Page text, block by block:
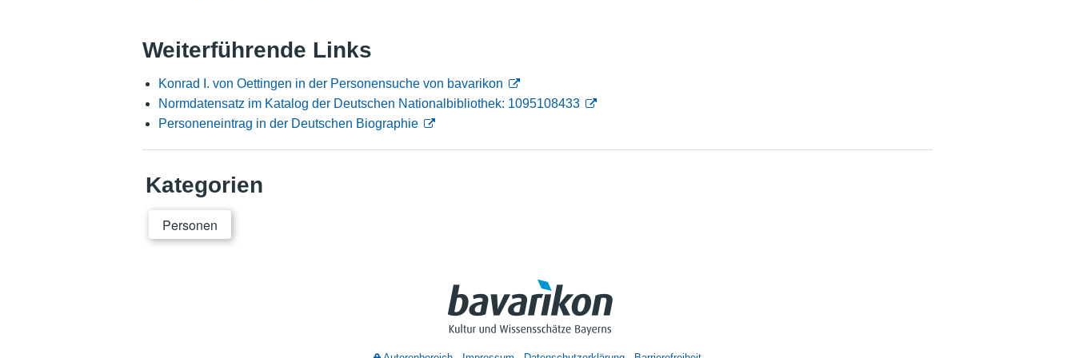
Weiterführende Links
Konrad I. von Oettingen in der Personensuche von bavarikon
Normdatensatz im Katalog der Deutschen Nationalbibliothek: 1095108433
Personeneintrag in der Deutschen Biographie
Kategorien
Personen